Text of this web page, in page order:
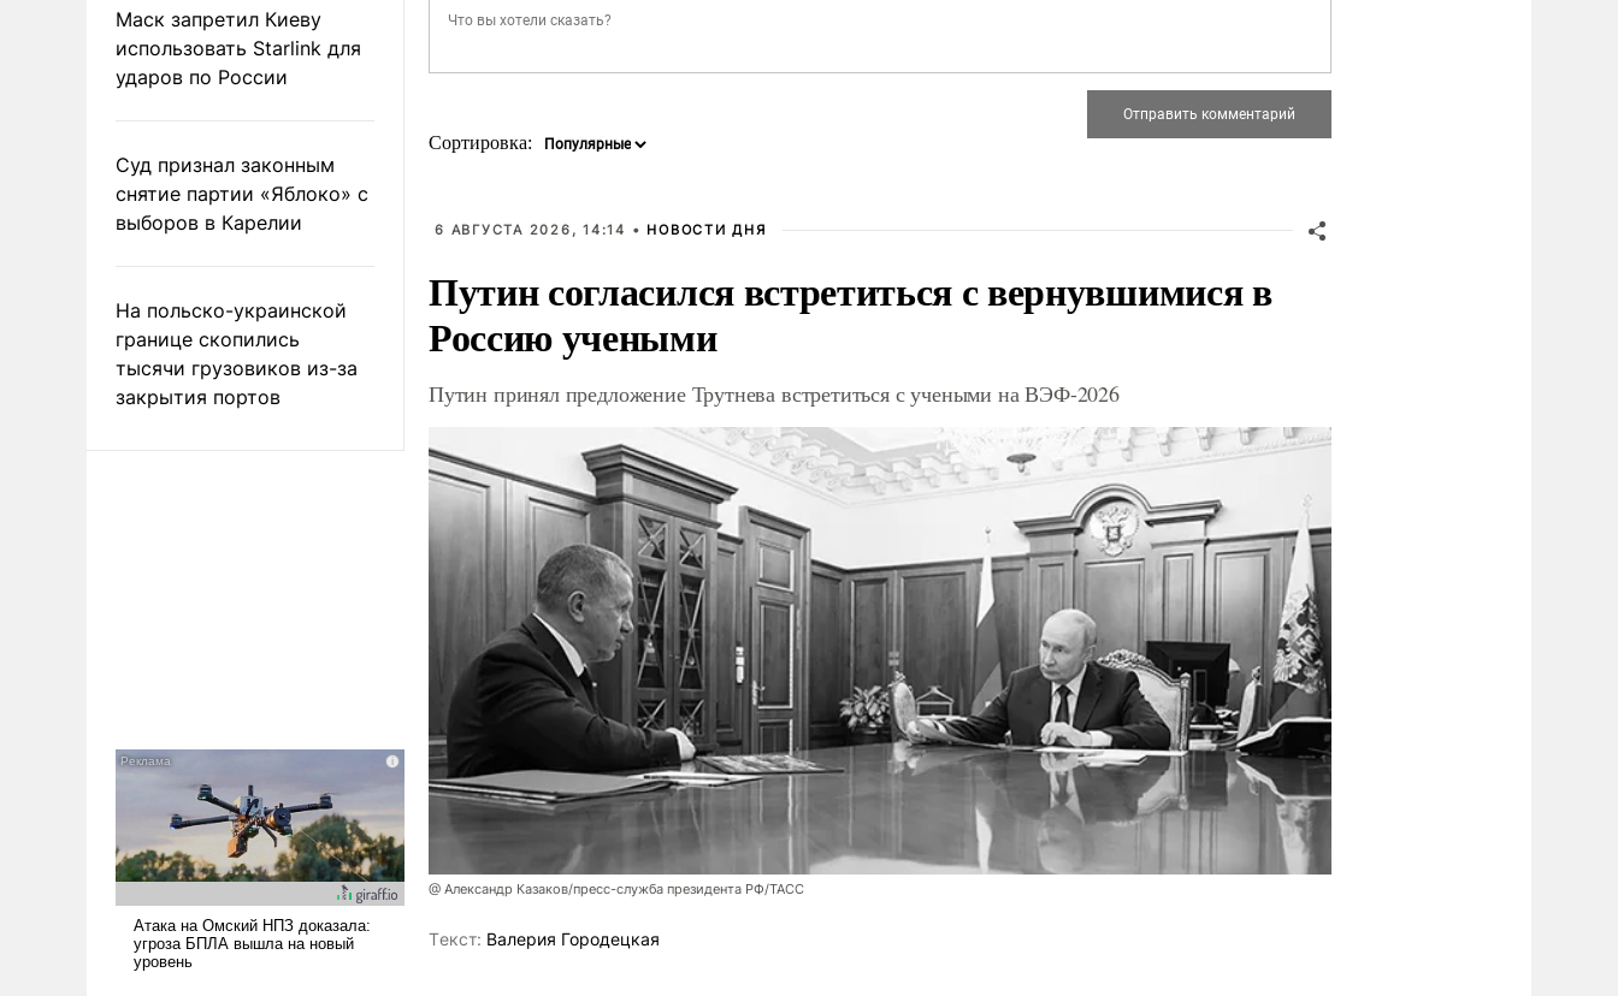
Маск запретил Киеву
использовать Starlink для
ударов по России
Суд признал законным
снятие партии «Яблоко» с
выборов в Карелии
На польско-украинской
границе скопились
тысячи грузовиков из-за
закрытия портов
Сортировка:
6 АВГУСТА 2026, 14:14 • НОВОСТИ ДНЯ
Путин согласился встретиться с вернувшимися в
Россию учеными
Путин принял предложение Трутнева встретиться с учеными на ВЭФ-2026
@ Александр Казаков/пресс-служба президента РФ/ТАСС
Tекст: Валерия Городецкая